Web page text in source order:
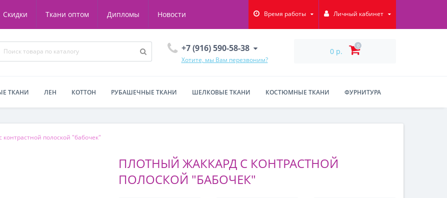
Скидки Ткани оптом Дипломы Новости Время работы Личный кабинет
+7 (916) 590-58-38
Хотите, мы Вам перезвоним?
0 р.
0
ТКАНИ ЛЕН КОТТОН РУБАШЕЧНЫЕ ТКАНИ ШЕЛКОВЫЕ ТКАНИ КОСТЮМНЫЕ ТКАНИ ФУРНИТУРА
полоской "бабочек"
ПЛОТНЫЙ ЖАККАРД С КОНТРАСТНОЙ
ПОЛОСКОЙ "БАБОЧЕК"